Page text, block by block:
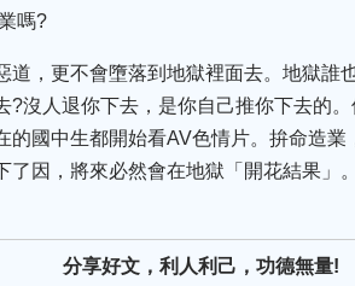
嗎?
道，更不會墮落到地獄裡面去。地獄誰
?沒人退你下去，是你自己推你下去的
國中生都開始看AV色情片。拚命造業
了因，將來必然會在地獄「開花結果」
分享好文，利人利己，功德無量!